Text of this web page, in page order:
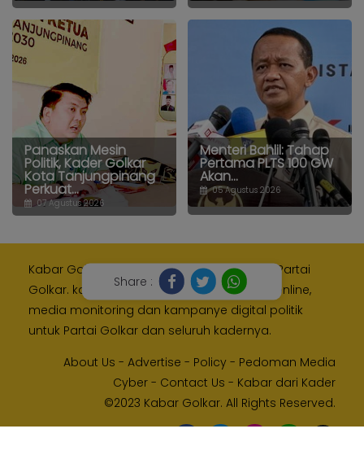
Share :
Panaskan Mesin
Politik, Kader Golkar
Kota Tanjungpinang
Perkuat...
07 Agustus 2026
Menteri Bahlil: Tahap
Pertama PLTS 100 GW
Akan...
05 Agustus 2026
Kabar Golkar adalah media resmi Internal Partai
Golkar. kami memberikan layanan media online,
media monitoring dan kampanye digital politik
untuk Partai Golkar dan seluruh kadernya.
About Us - Advertise - Policy - Pedoman Media
Cyber - Contact Us - Kabar dari Kader
©2023 Kabar Golkar. All Rights Reserved.